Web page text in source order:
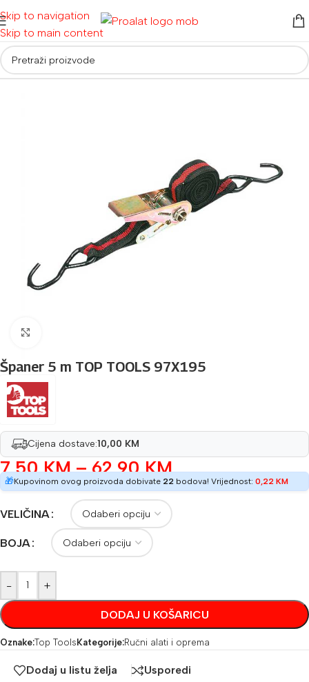
Skip to navigation
Skip to main content
Početna/ Ručni alati i oprema
Španer 5 m TOP TOOLS 97X195
Cijena dostave:10,00 KM
7,50KM – 62,90KM
🎁Kupovinom ovog proizvoda dobivate 22 bodova! Vrijednost: 0,22 KM
VELIČINA
BOJA
- +
DODAJ U KOŠARICU
Oznake:Top Tools Kategorije:Ručni alati i oprema
Dodaj u listu želja Usporedi